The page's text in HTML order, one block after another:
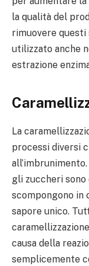
la qualità del
rimuovere
utilizzato anche
estrazione
La
processi diversi
gli zuccheri
scompongono in
sapore unico.
causa della
semplicemente